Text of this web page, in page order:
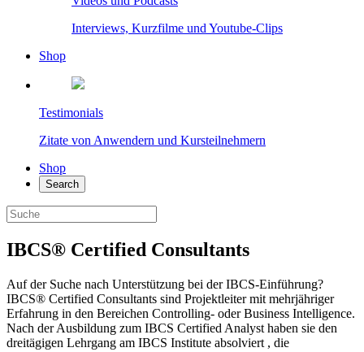
Interviews, Kurzfilme und Youtube-Clips
Shop
Testimonials
Zitate von Anwendern und Kursteilnehmern
Shop
Search
IBCS® Certified Consultants
Auf der Suche nach Unterstützung bei der IBCS-Einführung?
IBCS® Certified Consultants sind Projektleiter mit mehrjähriger
Erfahrung in den Bereichen Controlling- oder Business Intelligence.
Nach der Ausbildung zum IBCS Certified Analyst haben sie den
dreitägigen Lehrgang am IBCS Institute absolviert , die